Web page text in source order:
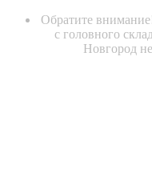
Обратите
с головного
Новгород